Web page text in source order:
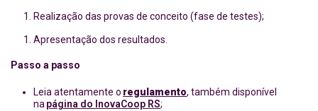
Realização das provas de conceito (fase de testes);
Apresentação dos resultados.
Passo a passo
Leia atentamente o regulamento, também disponível
napágina do InovaCoop RS;